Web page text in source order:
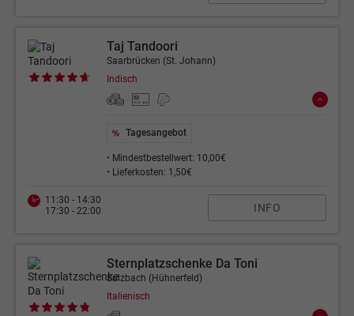
Taj Tandoori
Saarbrücken (St. Johann)
Indisch
Tagesangebot
• Mindestbestellwert: 10,00€
• Lieferkosten: 1,50€
11:30 - 14:30
17:30 - 22:00
INFO
Sternplatzschenke Da Toni
Sulzbach (Hühnerfeld)
Italienisch